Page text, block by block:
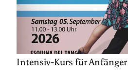
Intensiv-Kurs für Anfänger